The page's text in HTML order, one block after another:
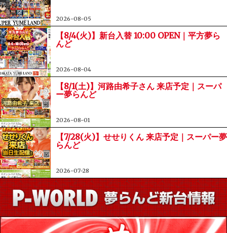
2026-08-05
2026-08-04
【8/4(火)】新台入替 10:00 OPEN｜平方夢ら
んど
2026-08-01
【8/1(土)】河路由希子さん 来店予定｜スーパ
ー夢らんど
2026-07-28
【7/28(火)】せせりくん 来店予定｜スーパー夢
らんど